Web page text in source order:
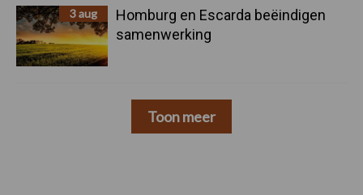
3 aug
Homburg en Escarda beëindigen
samenwerking
Toon meer